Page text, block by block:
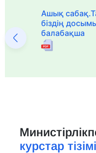
Ашық
біздің
балабақша
курстар тізімі